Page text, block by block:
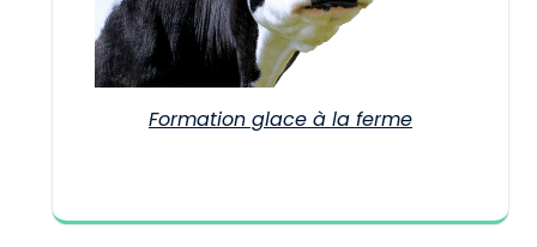
Formation glace à la ferme